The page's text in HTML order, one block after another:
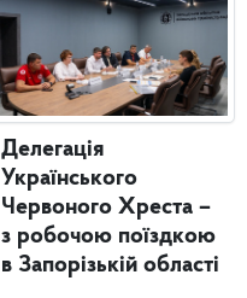
Делегація
Українського
Червоного Хреста –
з робочою поїздкою
в Запорізькій області